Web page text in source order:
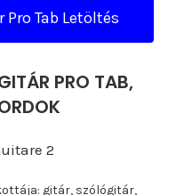
Tab Letöltés
PRO TAB,
2
gitár, szólógitár,